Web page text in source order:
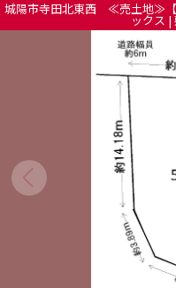
城陽市寺田北東西 ≪売土地≫【
ックス |